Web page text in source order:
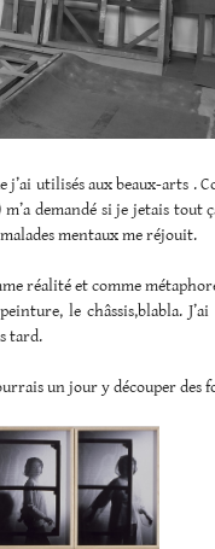
j’ai utilisés aux beaux-arts .
demandé si je jetais tout
mentaux me réjouit.
réalité et comme
le châssis,blabla.
tard.
un jour y découper des